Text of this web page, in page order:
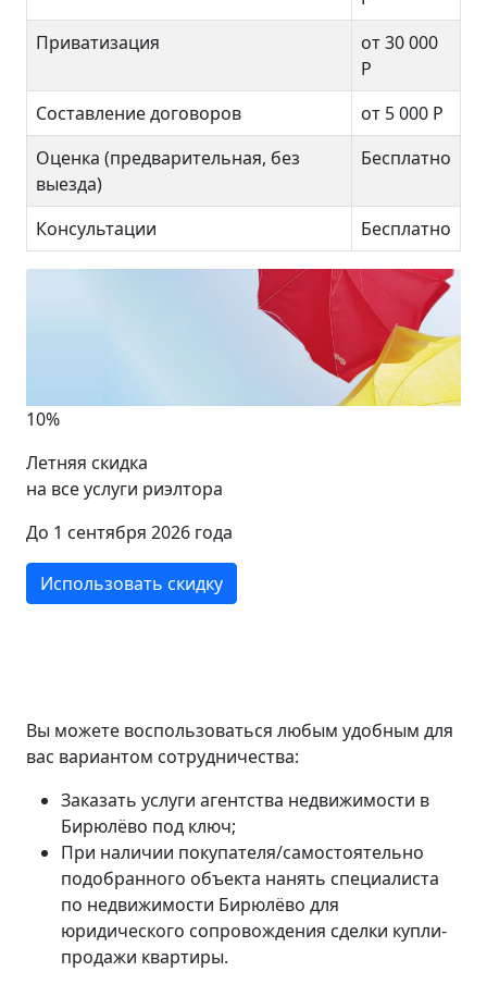
Приватизация
от 30 000
Р
Составление договоров
от 5 000 Р
Оценка (предварительная, без
выезда)
Бесплатно
Консультации Бесплатно
10%
Летняя скидка
на все услуги риэлтора
До 1 сентября 2026 года
Использовать скидку
Вы можете воспользоваться любым удобным для
вас вариантом сотрудничества:
Заказать услуги агентства недвижимости в
Бирюлёво под ключ;
При наличии покупателя/самостоятельно
подобранного объекта нанять специалиста
по недвижимости Бирюлёво для
юридического сопровождения сделки купли-
продажи квартиры.